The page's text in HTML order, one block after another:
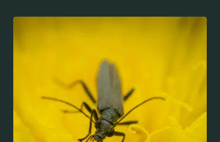
Scheinbockkäfer (Oedemera nobilis).